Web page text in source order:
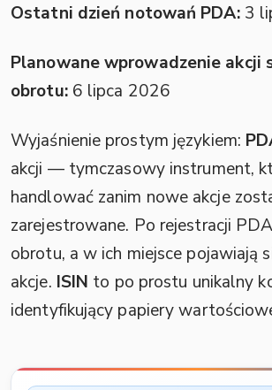
Ostatni dzień notowań PDA:3
Planowane wprowadzenie akcji
obrotu:6 lipca 2026
Wyjaśnienie prostym językiem:
akcji — tymczasowy instrument,
handlować zanim nowe akcje
zarejestrowane. Po rejestracji
obrotu, a w ich miejsce pojawiają
akcje. ISIN to po prostu unikalny
identyfikujący papiery